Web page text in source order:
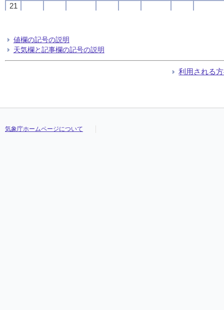
21
24
21
24
21
24
21
24
値欄の記号の説明
天気欄と記事欄の記号の説明
利用される
気象庁ホームページについて